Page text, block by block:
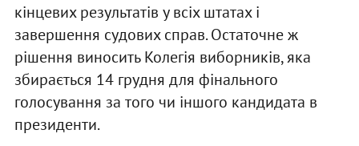
кінцевих результатів у всіх штатах і
завершення судових справ. Остаточне ж
рішення виносить Колегія виборників, яка
збирається 14 грудня для фінального
голосування за того чи іншого кандидата в
президенти.